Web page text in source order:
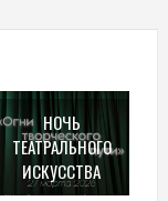
НОЧЬ
ТЕАТРАЛЬНОГО
ИСКУССТВА